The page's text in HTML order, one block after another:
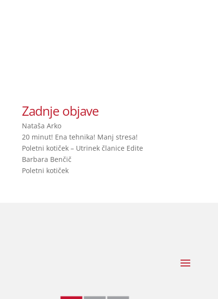
Zadnje objave
Nataša Arko
20 minut! Ena tehnika! Manj stresa!
Poletni kotiček – Utrinek članice Edite
Barbara Benčič
Poletni kotiček